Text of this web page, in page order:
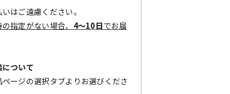
はご遠慮ください。
指定がない場合、 4～10日でお届
ついて
ージの選択タブよりお選びくださ